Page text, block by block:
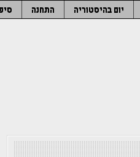
יום בהיסטוריה התחנה